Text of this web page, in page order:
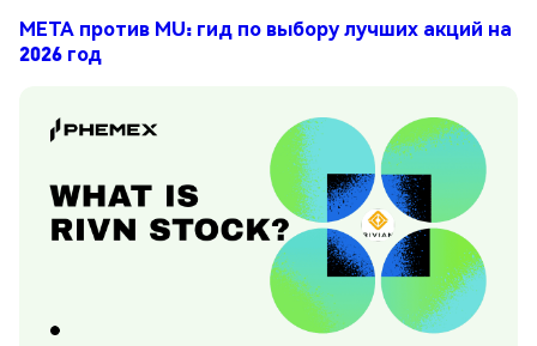
META против MU: гид по выбору лучших акций на
2026 год